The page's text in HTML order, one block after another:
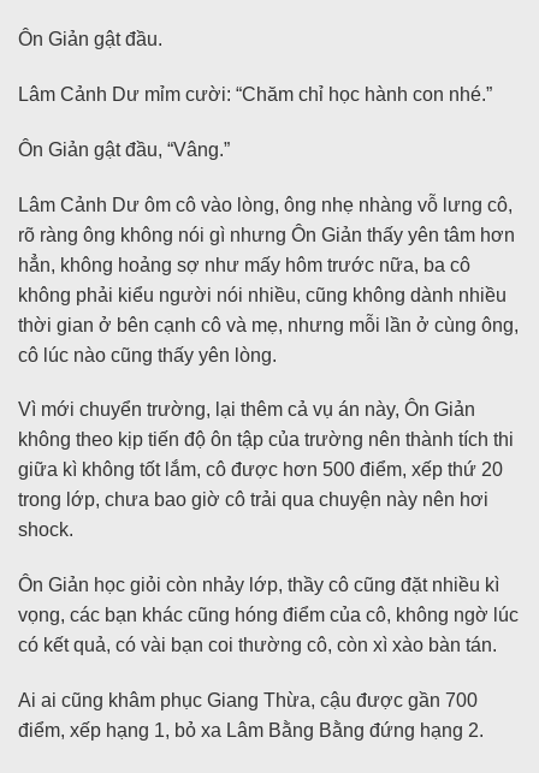
Ôn Giản gật đầu.
Lâm Cảnh Dư mỉm cười: “Chăm chỉ học hành con nhé.”
Ôn Giản gật đầu, “Vâng.”
Lâm Cảnh Dư ôm cô vào lòng, ông nhẹ nhàng vỗ lưng cô,
rõ ràng ông không nói gì nhưng Ôn Giản thấy yên tâm hơn
hẳn, không hoảng sợ như mấy hôm trước nữa, ba cô
không phải kiểu người nói nhiều, cũng không dành nhiều
thời gian ở bên cạnh cô và mẹ, nhưng mỗi lần ở cùng ông,
cô lúc nào cũng thấy yên lòng.
Vì mới chuyển trường, lại thêm cả vụ án này, Ôn Giản
không theo kịp tiến độ ôn tập của trường nên thành tích thi
giữa kì không tốt lắm, cô được hơn 500 điểm, xếp thứ 20
trong lớp, chưa bao giờ cô trải qua chuyện này nên hơi
shock.
Ôn Giản học giỏi còn nhảy lớp, thầy cô cũng đặt nhiều kì
vọng, các bạn khác cũng hóng điểm của cô, không ngờ lúc
có kết quả, có vài bạn coi thường cô, còn xì xào bàn tán.
Ai ai cũng khâm phục Giang Thừa, cậu được gần 700
điểm, xếp hạng 1, bỏ xa Lâm Bằng Bằng đứng hạng 2.